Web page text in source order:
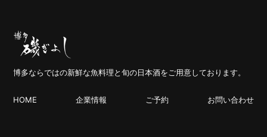
博多ならではの新鮮な魚料理と旬の日本酒をご用意しております。
HOME 企業情報 ご予約 お問い合わせ